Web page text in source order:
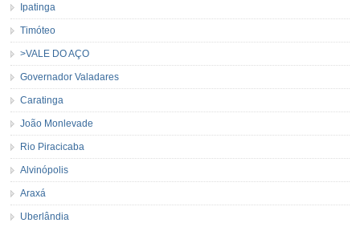
Ipatinga
Timóteo
>VALE DO AÇO
Governador Valadares
Caratinga
João Monlevade
Rio Piracicaba
Alvinópolis
Araxá
Uberlândia